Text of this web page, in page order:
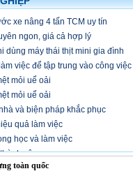
xe nâng 4 tấn TCM uy tín
ngon, giá cả hợp lý
dùng máy thái thịt mini gia đình
việc để tập trung vào công việc
mỏi uể oải
mỏi uể oải
và biện pháp khắc phục
quả làm việc
học và làm việc
công
toàn quốc